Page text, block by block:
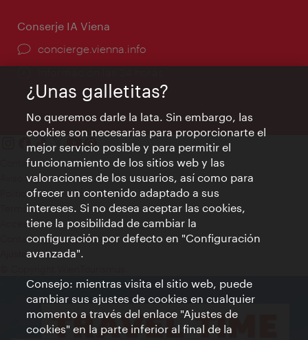
Conserje IA Viena
concierge.vienna.info
Contacto
Aviso legal
Política de privacidad de datos
Terms of Use
Accesibilidad
Contacto para la prensa
Ajustes de cookie
¿Unas galletitas?
No queremos darle la lata. Sin embargo, las
cookies son necesarias para proporcionarte el
mejor servicio posible y para permitir el
funcionamiento de los sitios web y las
valoraciones de los usuarios, así como para
ofrecer un contenido adaptado a sus
intereses. Si no desea aceptar las cookies,
tiene la posibilidad de cambiar la
configuración por defecto en "Configuración
avanzada".
Consejo: mientras visita el sitio web, puede
cambiar sus ajustes de cookies en cualquier
momento a través del enlace "Ajustes de
cookies" en la parte inferior al final de la